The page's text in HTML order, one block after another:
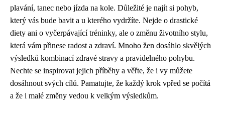
plavání, tanec nebo jízda na kole. Důležité je najít si pohyb,
který vás bude bavit a u kterého vydržíte. Nejde o drastické
diety ani o vyčerpávající tréninky, ale o změnu životního stylu,
která vám přinese radost a zdraví. Mnoho žen dosáhlo skvělých
výsledků kombinací zdravé stravy a pravidelného pohybu.
Nechte se inspirovat jejich příběhy a věřte, že i vy můžete
dosáhnout svých cílů. Pamatujte, že každý krok vpřed se počítá
a že i malé změny vedou k velkým výsledkům.